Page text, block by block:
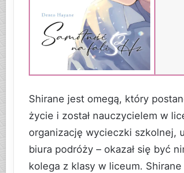
Shirane jest omegą, który
życie i został nauczycielem w
organizację wycieczki szkolnej,
biura podróży – okazał się być
kolega z klasy w liceum. Shirane